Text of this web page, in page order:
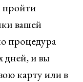
пройти
вашей
процедура
дней, и вы
карту или в